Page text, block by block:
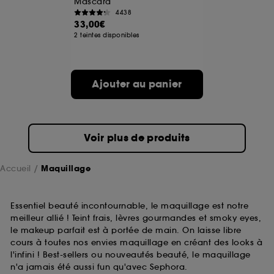
4438
33,00€
2 teintes disponibles
Ajouter au panier
Voir plus de produits
Accueil Maquillage
Essentiel beauté incontournable, le maquillage est notre
meilleur allié ! Teint frais, lèvres gourmandes et smoky eyes,
le makeup parfait est à portée de main. On laisse libre
cours à toutes nos envies maquillage en créant des looks à
l'infini ! Best-sellers ou nouveautés beauté, le maquillage
n'a jamais été aussi fun qu'avec Sephora.
A l'exception des cookies techniques, le dépôt et la
lecture de ces traceurs requiert votre accord. Vous
choix" ci-dessous ou décider de "tout accepter".
Sephora pourra associer les informations de
navigation collectées par ces Cookies, pour les
sur "continuer sans accepter". Voous pouvez à tout
moment choisir de retirer votrte consentement. Si vous
souhaitez obtenir plus d'information sur les cookies